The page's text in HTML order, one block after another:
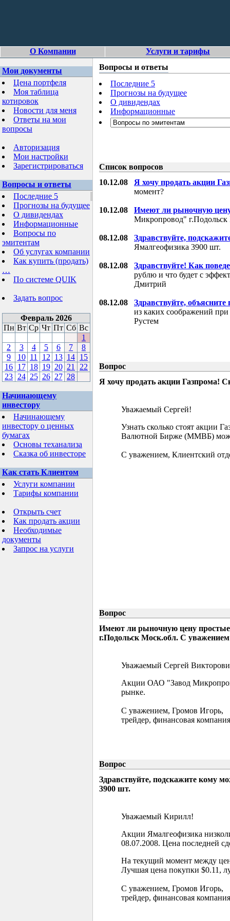
О Компании Услуги и тарифы
Мои документы
Цена портфеля
Моя таблица
котировок
Новости для меня
Ответы на мои
вопросы
Авторизация
Мои настройки
Зарегистрироваться
Вопросы и ответы
Последние 5
Прогнозы на будущее
О дивидендах
Информационные
Вопросы по
эмитентам
Об услугах компании
Как купить (продать)
…
По системе QUIK
Задать вопрос
Февраль 2026
Пн Вт Ср Чт Пт Сб Вс
1
2
3 4 5 6 7
8
9
10 11 12 13 14 15
16 17 18 19 20 21
22
23 24 25 26 27 28
Начинающему
инвестору
Начинающему
инвестору о ценных
бумагах
Основы теханализа
Сказка об инвесторе
Как стать Клиентом
Услуги компании
Тарифы компании
Открыть счет
Как продать акции
Необходимые
документы
Запрос на услуги
Вопросы и ответы
Последние 5
Прогнозы на будущее
О дивидендах
Информационные
Список вопросов
10.12.08 Я хочу продать акции
момент?
10.12.08
Имеют ли рыночную
Микропровод"
08.12.08
Здравствуйте,
Ямалгеофизика 3900 шт.
08.12.08
Здравствуйте! Как
рублю и что будет с
Дмитрий
08.12.08
Здравствуйте, объясните
из каких соображений
Рустем
Вопрос
Я хочу продать акции Газпрома!
Уважаемый Сергей!
Узнать сколько стоят акции
Валютной Бирже (ММВБ)
С уважением, Клиентский
Вопрос
Имеют ли рыночную цену
г.Подольск Моск.обл. С
Уважаемый Сергей
Акции ОАО "Завод
рынке.
С уважением, Громов Игорь,
трейдер, финансовая
Вопрос
Здравствуйте, подскажите кому
3900 шт.
Уважаемый Кирилл!
Акции Ямалгеофизика
08.07.2008. Цена последней
На текущий момент между
Лучшая цена покупки $0.11,
С уважением, Громов Игорь,
трейдер, финансовая